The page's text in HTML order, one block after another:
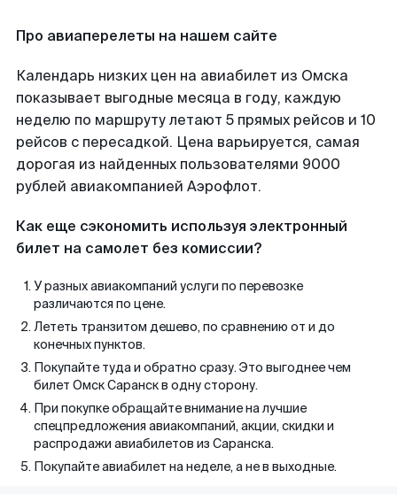
Про авиаперелеты на нашем сайте
Календарь низких цен на авиабилет из Омска
показывает выгодные месяца в году, каждую
неделю по маршруту летают 5 прямых рейсов и 10
рейсов с пересадкой. Цена варьируется, самая
дорогая из найденных пользователями 9000
рублей авиакомпанией Аэрофлот.
Как еще сэкономить используя электронный
билет на самолет без комиссии?
У разных авиакомпаний услуги по перевозке
различаются по цене.
Лететь транзитом дешево, по сравнению от и до
конечных пунктов.
Покупайте туда и обратно сразу. Это выгоднее чем
билет Омск Саранск в одну сторону.
При покупке обращайте внимание на лучшие
спецпредложения авиакомпаний, акции, скидки и
распродажи авиабилетов из Саранска.
Покупайте авиабилет на неделе, а не в выходные.